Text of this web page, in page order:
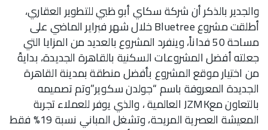
والجدير بالذكر أن شركة سكاي أبو ظبي للتطوير العقاري،
أطلقت مشروع Bluetree خلال شهر فبراير الماضي على
مساحة 50 فداناً، وينفرد المشروع بالعديد من المزايا التي
جعلته أفضل المشروعات السكنية بالقاهرة الجديدة، بدايةً
من اختيار موقع المشروع بأفضل منطقة بمدينة القاهرة
الجديدة المعروفة باسم “جولدن سكوير”وتم تصميمه
بالتعاون معJZMK العالمية ، والذي يوفر للعملاء تجربة
المعيشة العصرية المريحة، وتشغل المباني نسبة 19% فقط